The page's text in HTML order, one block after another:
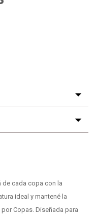
de cada copa con la
ideal y mantené la
Copas. Diseñada para